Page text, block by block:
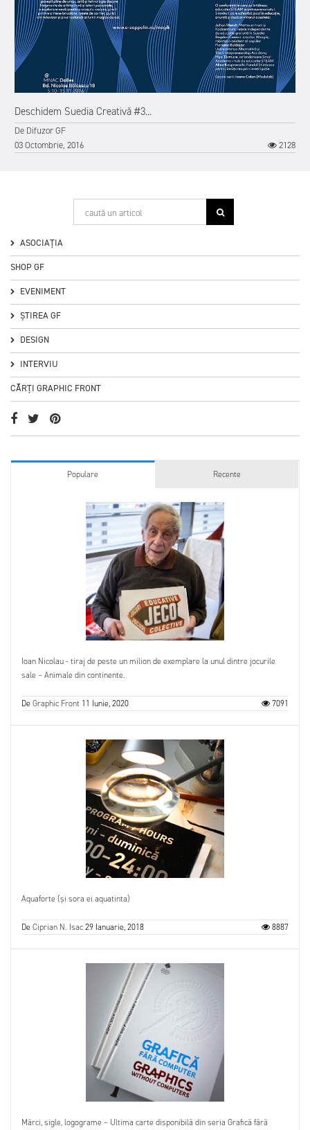
Deschidem Suedia Creativă #3...
De Difuzor GF
03 Octombrie, 2016
2128
ASOCIAȚIA
SHOP GF
EVENIMENT
ȘTIREA GF
DESIGN
INTERVIU
CĂRȚI GRAPHIC FRONT
Populare Recente
Ioan Nicolau - tiraj de peste un milion de exemplare la unul dintre jocurile
sale – Animale din continente.
DeGraphic Front 11 Iunie, 2020 7091
Aquaforte (și sora ei aquatinta)
DeCiprian N. Isac29 Ianuarie, 2018 8887
Mărci, sigle, logograme – Ultima carte disponibilă din seria Grafică fără